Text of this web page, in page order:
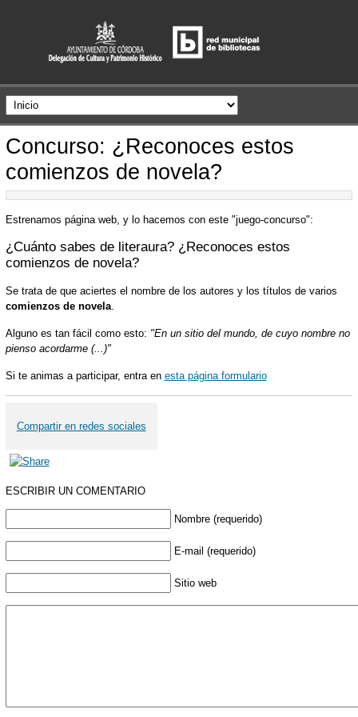
Concurso: ¿Reconoces estos
comienzos de novela?
Estrenamos página web, y lo hacemos con este "juego-concurso":
¿Cuánto sabes de literaura? ¿Reconoces estos
comienzos de novela?
Se trata de que aciertes el nombre de los autores y los títulos de varios
comienzos de novela.
Alguno es tan fácil como esto: "En un sitio del mundo, de cuyo nombre no
pienso acordarme (...)"
Si te animas a participar, entra en esta página formulario
Compartir en redes sociales
ESCRIBIR UN COMENTARIO
Nombre (requerido)
E-mail (requerido)
Sitio web